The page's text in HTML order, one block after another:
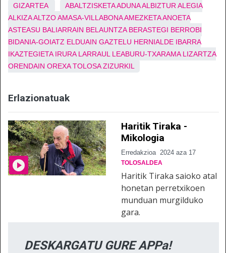
GIZARTEA ABALTZISKETAADUNAALBIZTUR ALEGIA
ALKIZAALTZOAMASA-VILLABONAAMEZKETAANOETA
ASTEASU BALIARRAIN BELAUNTZA BERASTEGI BERROBI
BIDANIA-GOIATZ ELDUAIN GAZTELU HERNIALDE IBARRA
IKAZTEGIETA IRURA LARRAUL LEABURU-TXARAMA LIZARTZA
ORENDAIN OREXA TOLOSA ZIZURKIL
Erlazionatuak
Haritik Tiraka -
Mikologia
Erredakzioa 2024 aza 17
TOLOSALDEA
Haritik Tiraka saioko atal
honetan perretxikoen
munduan murgilduko
gara.
DESKARGATU GURE APPa!